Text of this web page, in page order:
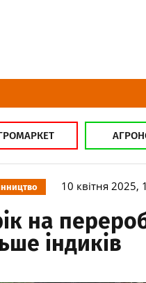
10 квітня 2025,
на
індиків